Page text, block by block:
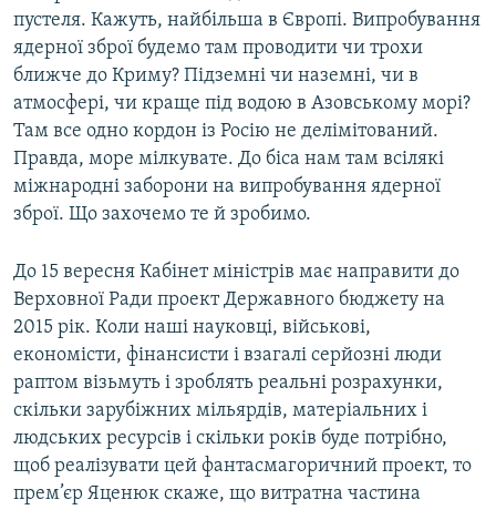
пустеля. Кажуть, найбільша в Європі. Випробування
ядерної зброї будемо там проводити чи трохи
ближче до Криму? Підземні чи наземні, чи в
атмосфері, чи краще під водою в Азовському морі?
Там все одно кордон із Росію не делімітований.
Правда, море мілкувате. До біса нам там всілякі
міжнародні заборони на випробування ядерної
зброї. Що захочемо те й зробимо.
До 15 вересня Кабінет міністрів має направити до
Верховної Ради проект Державного бюджету на
2015 рік. Коли наші науковці, військові,
економісти, фінансисти і взагалі серйозні люди
раптом візьмуть і зроблять реальні розрахунки,
скільки зарубіжних мільярдів, матеріальних і
людських ресурсів і скільки років буде потрібно,
щоб реалізувати цей фантасмагоричний проект, то
прем’єр Яценюк скаже, що витратна частина